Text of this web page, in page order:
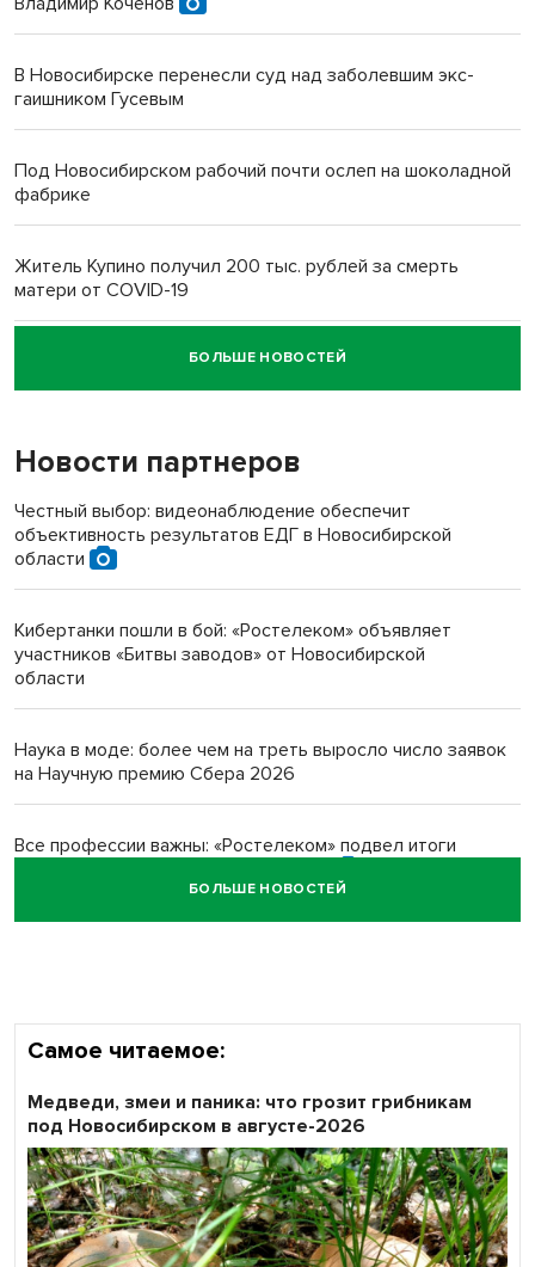
В Новосибирске перенесли суд над заболевшим экс-
гаишником Гусевым
Под Новосибирском рабочий почти ослеп на шоколадной
фабрике
Житель Купино получил 200 тыс. рублей за смерть
матери от COVID-19
Новосибирский суд наказал водителя за смерть
пенсионерки на вокзале
«Мы живём на пастбище!»: в новосибирском селе лошади
терроризируют жителей
Инвалид получил условный срок за избиение врачей
протезом под Новосибирском
Новосибирский преподаватель с женой вошли в топ-16
многодетных в России
Обновлённое отделение ВТБ открылось в Искитиме
БОЛЬШЕ НОВОСТЕЙ
Новости партнеров
Честный выбор: видеонаблюдение обеспечит
объективность результатов ЕДГ в Новосибирской
области
Кибертанки пошли в бой: «Ростелеком» объявляет
участников «Битвы заводов» от Новосибирской
области
Наука в моде: более чем на треть выросло число заявок
на Научную премию Сбера 2026
Все профессии важны: «Ростелеком» подвел итоги
БОЛЬШЕ НОВОСТЕЙ
Самое читаемое:
Медведи, змеи и паника: что грозит грибникам
под Новосибирском в августе-2026